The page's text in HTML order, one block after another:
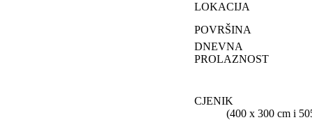
LOKACIJA
POVRŠINA
DNEVNA
PROLAZNOST
CJENIK
(400 x 300 cm i 505